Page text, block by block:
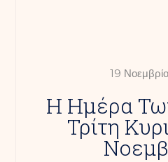
19
H Ημέρα
Τρίτη